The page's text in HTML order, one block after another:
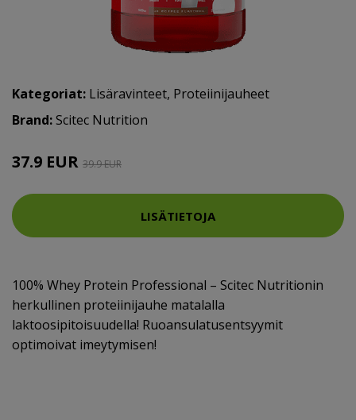
Kategoriat: Lisäravinteet, Proteiinijauheet
Brand:Scitec Nutrition
37.9 EUR 39.9 EUR
LISÄTIETOJA
100% Whey Protein Professional – Scitec Nutritionin
herkullinen proteiinijauhe matalalla
laktoosipitoisuudella! Ruoansulatusentsyymit
optimoivat imeytymisen!